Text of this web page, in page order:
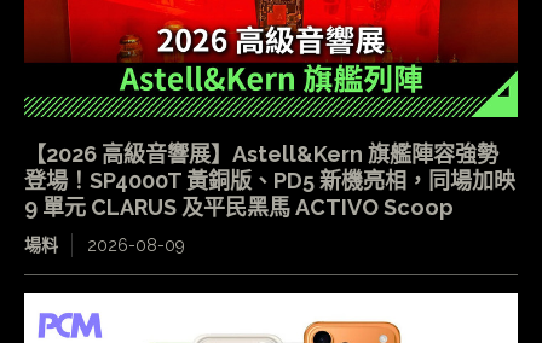
【2026 高級音響展】Astell&Kern 旗艦陣容強勢
登場！SP4000T 黃銅版、PD5 新機亮相，同場加映
9 單元 CLARUS 及平民黑馬 ACTIVO Scoop
場料 2026-08-09